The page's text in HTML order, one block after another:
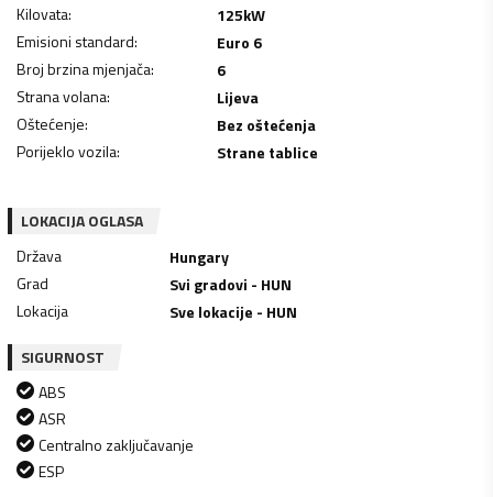
Kilovata: 125kW
Emisioni standard:
Euro 6
Broj brzina mjenjača:
6
Strana volana:
Lijeva
Oštećenje:
Bez oštećenja
Porijeklo vozila: Strane tablice
LOKACIJA OGLASA
Država
Hungary
Grad
Svi gradovi - HUN
Lokacija
Sve lokacije - HUN
SIGURNOST
ABS
ASR
Centralno zaključavanje
ESP